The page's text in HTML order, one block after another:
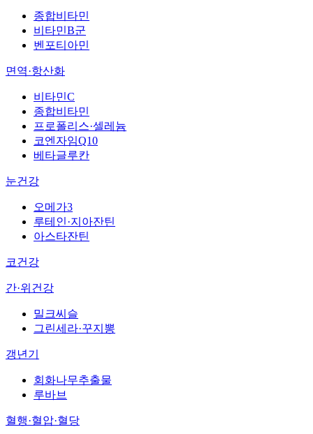
종합비타민
비타민B군
벤포티아민
면역·항산화
비타민C
종합비타민
프로폴리스·셀레늄
코엔자임Q10
베타글루칸
눈건강
오메가3
루테인·지아잔틴
아스타잔틴
코건강
간·위건강
밀크씨슬
그린세라·꾸지뽕
갱년기
회화나무추출물
루바브
혈행·혈압·혈당